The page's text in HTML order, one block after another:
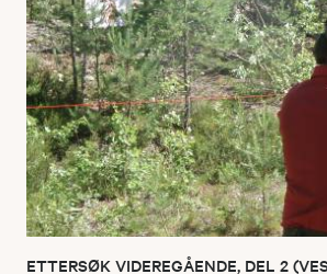
ETTERSØK VIDEREGÅENDE, DEL 2